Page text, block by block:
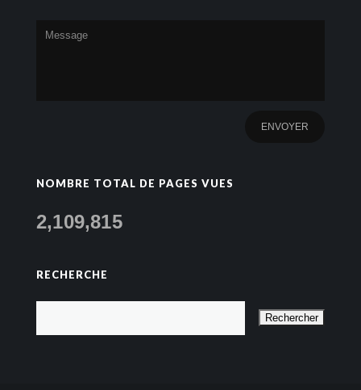
NOMBRE TOTAL DE PAGES VUES
2,109,815
RECHERCHE